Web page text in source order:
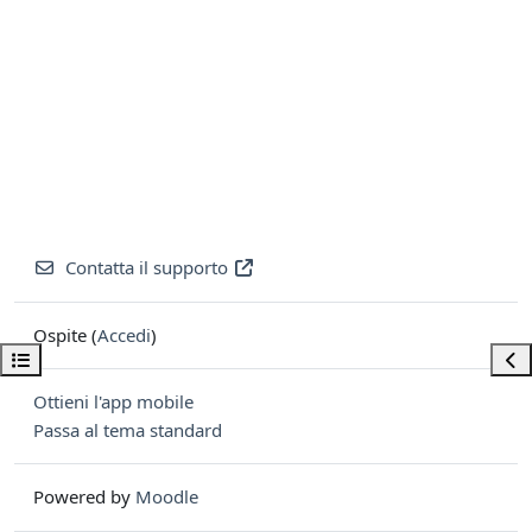
Apri indice del corso
Contatta il supporto
Ospite (Accedi)
Ottieni l'app mobile
Passa al tema standard
Powered by Moodle